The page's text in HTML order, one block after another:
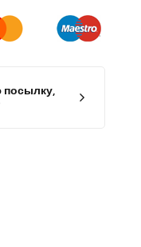
посылку,